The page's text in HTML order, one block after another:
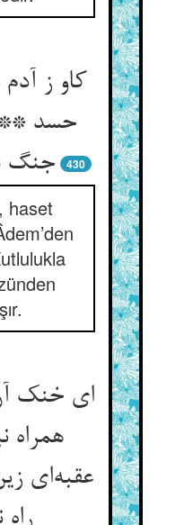
کاو ز
حسد **
جنگ
430
haset
ای خنک
عقبه‌‌ای